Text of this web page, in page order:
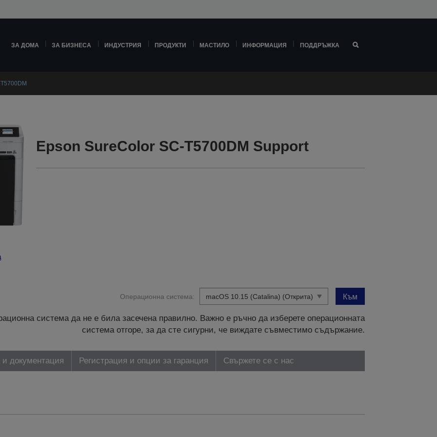
ЗА ДОМА ЗА БИЗНЕСА ИНДУСТРИЯ ПРОДУКТИ МАСТИЛО ИНФОРМАЦИЯ ПОДДРЪЖКА
Epson SureColor SC-T5700DM Support
Операционна система: Към
система да не е била засечена правилно. Важно е ръчно да изберете операционната
система отгоре, за да сте сигурни, че виждате съвместимо съдържание.
документация Регистрация и опции за гаранция Свържете се с нас